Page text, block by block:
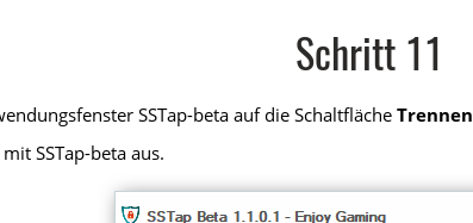
Schritt 11
SSTap-beta auf die SchaltflächeTrennen
SSTap-beta aus.